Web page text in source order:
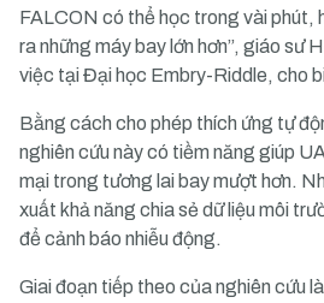
FALCON có thể học trong vài phút,
ra những máy bay lớn hơn”, giáo sư
việc tại Đại học Embry-Riddle, cho
Bằng cách cho phép thích ứng tự
nghiên cứu này có tiềm năng giúp
mại trong tương lai bay mượt hơn.
xuất khả năng chia sẻ dữ liệu môi
để cảnh báo nhiễu động.
Giai đoạn tiếp theo của nghiên cứu